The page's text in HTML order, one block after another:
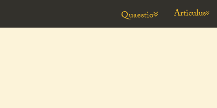
Quaestio Articulus